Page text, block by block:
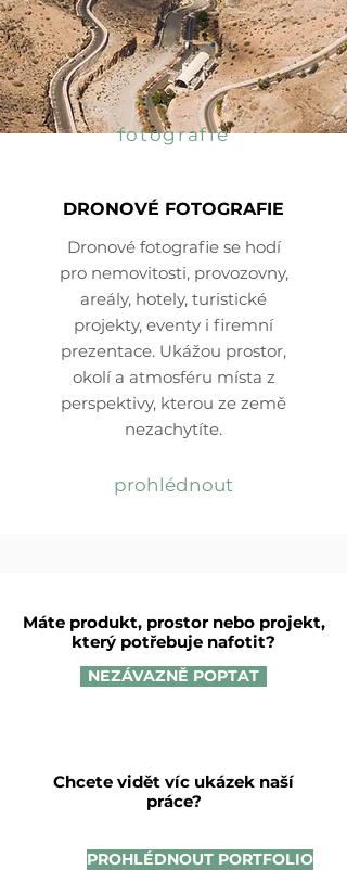
fotografie
DRONOVÉ FOTOGRAFIE
Dronové fotografie se hodí
pro nemovitosti, provozovny,
areály, hotely, turistické
projekty, eventy i firemní
prezentace. Ukážou prostor,
okolí a atmosféru místa z
perspektivy, kterou ze země
nezachytíte.
prohlédnout
Máte produkt, prostor nebo projekt,
který potřebuje nafotit?
NEZÁVAZNĚ POPTAT
Chcete vidět víc ukázek naší
práce?
PROHLÉDNOUT PORTFOLIO